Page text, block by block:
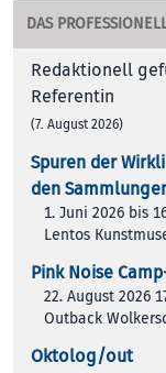
DAS
Redaktionell
Referentin
(7. August 2026)
Spuren der
den
1. Juni 2026 bis
Lentos
Pink Noise
22. August 2026
Outback
Oktolog/out